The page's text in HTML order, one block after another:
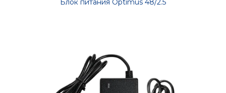
Блок питания Optimus 48/2.5